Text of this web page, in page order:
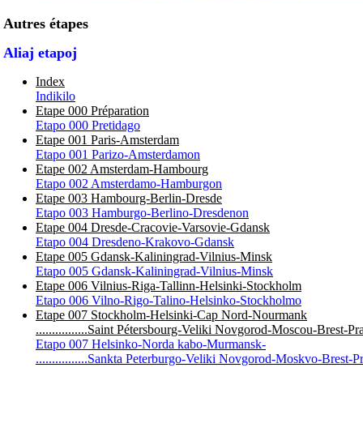
Autres étapes
Aliaj etapoj
Index
Indikilo
Etape 000 Préparation
Etapo 000 Pretidago
Etape 001 Paris-Amsterdam
Etapo 001 Parizo-Amsterdamon
Etape 002 Amsterdam-Hambourg
Etapo 002 Amsterdamo-Hamburgon
Etape 003 Hambourg-Berlin-Dresde
Etapo 003 Hamburgo-Berlino-Dresdenon
Etape 004 Dresde-Cracovie-Varsovie-Gdansk
Etapo 004 Dresdeno-Krakovo-Gdansk
Etape 005 Gdansk-Kaliningrad-Vilnius-Minsk
Etapo 005 Gdansk-Kaliningrad-Vilnius-Minsk
Etape 006 Vilnius-Riga-Tallinn-Helsinki-Stockholm
Etapo 006 Vilno-Rigo-Talino-Helsinko-Stockholmo
Etape 007 Stockholm-Helsinki-Cap Nord-Nourmank
................Saint Pétersbourg-Veliki Novgorod-Moscou-Brest-
Etapo 007 Helsinko-Norda kabo-Murmansk-
................Sankta Peterburgo-Veliki Novgorod-Moskvo-Brest-